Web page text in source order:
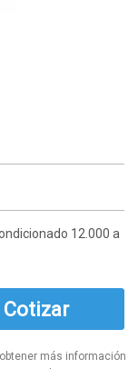
12.000 a
Cotizar
más información